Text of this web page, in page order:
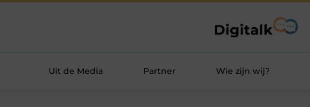
Uit de Media Partner Wie zijn wij?